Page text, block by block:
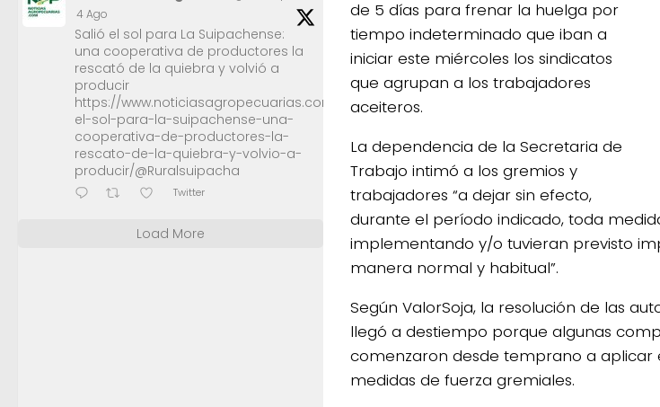
de 5 días para frenar la huelga por
tiempo indeterminado que iban a
iniciar este miércoles los sindicatos
que agrupan a los trabajadores
aceiteros.
La dependencia de la Secretaria de
Trabajo intimó a los gremios y
trabajadores “a dejar sin efecto,
durante el período indicado, toda
implementando y/o tuvieran previsto
manera normal y habitual”.
Según ValorSoja, la resolución de las
llegó a destiempo porque algunas
comenzaron desde temprano a aplicar
medidas de fuerza gremiales.
4 Ago
Salió el sol para La Suipachense:
una cooperativa de productores la
rescató de la quiebra y volvió a
producir
https://www.noticiasagropecuarias.com/2026/08/04/salio-
el-sol-para-la-suipachense-una-
cooperativa-de-productores-la-
rescato-de-la-quiebra-y-volvio-a-
producir/@Ruralsuipacha
Twitter
Load More